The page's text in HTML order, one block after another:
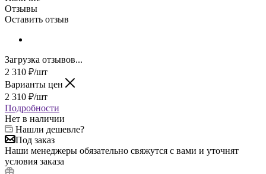
Отзывы
Оставить отзыв
Загрузка отзывов...
2 310 ₽/шт
Варианты цен
2 310 ₽/шт
Подробности
Нет в наличии
Нашли дешевле?
Под заказ
Наши менеджеры обязательно свяжутся с вами и уточнят
условия заказа